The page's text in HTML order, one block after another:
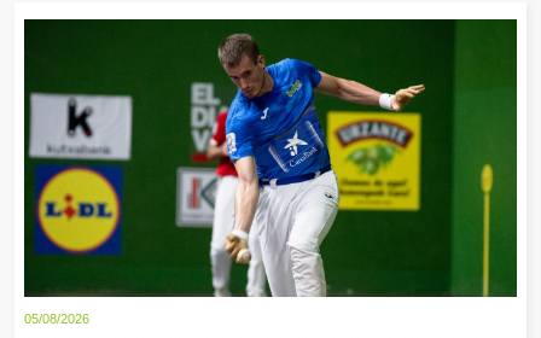
05/08/2026